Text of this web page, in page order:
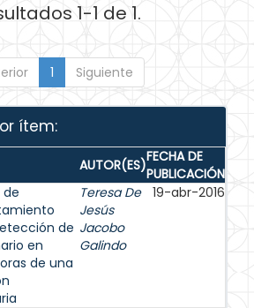
1-1 de 1.
1 Siguiente
ítem:
AUTOR(ES)FECHA DE
PUBLICACIÓN
de
de
en
de una
Teresa De
Jesús
Jacobo
Galindo
19-abr-2016